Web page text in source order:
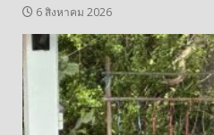
6 สิงหาคม 2026